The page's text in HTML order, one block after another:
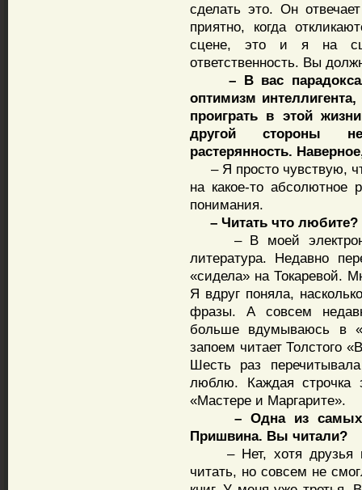
сделать это. Он
приятно, когда
сцене, это и я на
ответственность. Вы
– В вас
оптимизм
проиграть в этой
другой стороны
растерянность.
– Я просто чувствую,
на какое-то абсолютное
понимания.
– Читать что любите?
– В моей
литература. Недавно
«сидела» на Токаревой.
Я вдруг поняла,
фразы. А совсем
больше вдумываюсь в
запоем читает Толстого
Шесть раз
люблю. Каждая строчка
«Мастере и Маргарите».
– Одна из самых
Пришвина. Вы читали?
– Нет, хотя друзья
читать, но совсем не